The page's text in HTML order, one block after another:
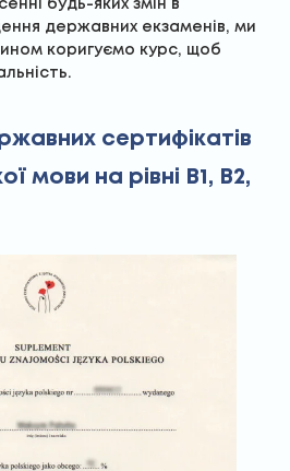
будь-яких змін в
державних екзаменів, ми
коригуємо курс, щоб
сертифікатів
мови на рівні В1, В2,